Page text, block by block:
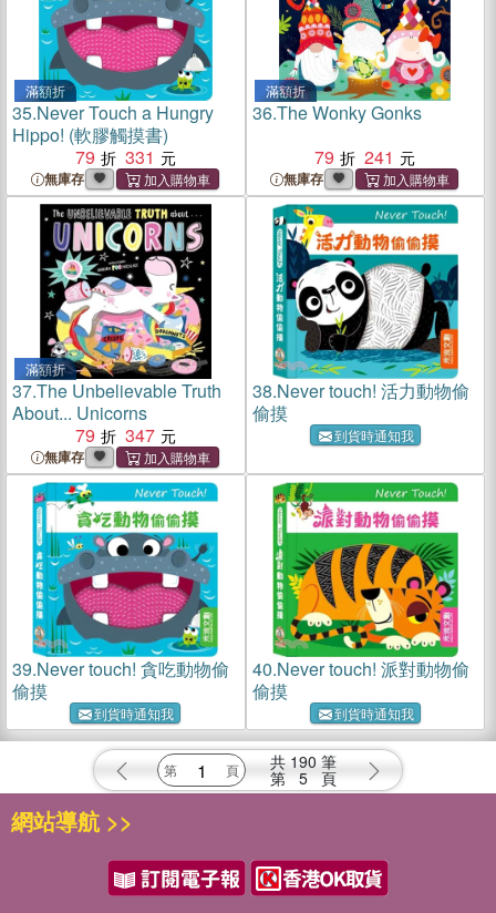
滿額折
35.Never Touch a Hungry
Hippo! (軟膠觸摸書)
79
331
無庫存
滿額折
36.The Wonky Gonks
79
241
無庫存
滿額折
37.The Unbelievable Truth
About... Unicorns
79
347
無庫存
38.Never touch! 活力動物偷
偷摸
到貨時通知我
39.Never touch! 貪吃動物偷
偷摸
到貨時通知我
40.Never touch! 派對動物偷
偷摸
到貨時通知我
共 190 筆
第 5 頁
網站導航 >>